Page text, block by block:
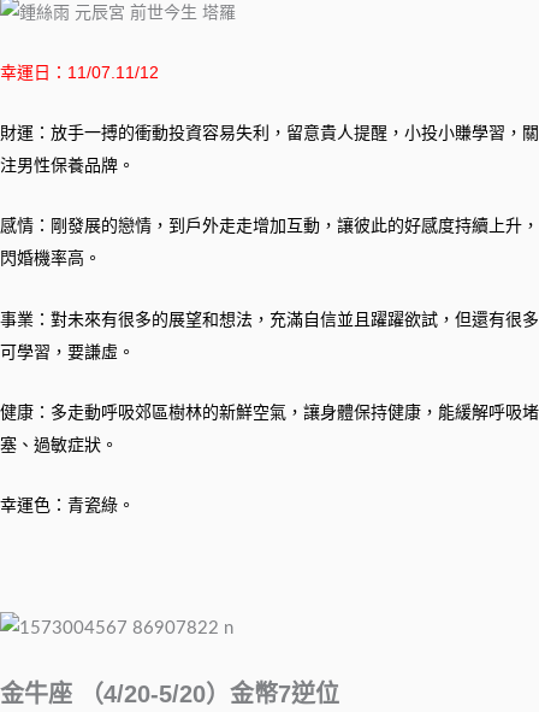
幸運日：11/07.11/12
財運：放手一搏的衝動投資容易失利，留意貴人提醒，小投小賺學習，關
注男性保養品牌。
感情：剛發展的戀情，到戶外走走增加互動，讓彼此的好感度持續上升，
閃婚機率高。
事業：對未來有很多的展望和想法，充滿自信並且躍躍欲試，但還有很多
可學習，要謙虛。
健康：多走動呼吸郊區樹林的新鮮空氣，讓身體保持健康，能緩解呼吸堵
塞、過敏症狀。
幸運色：青瓷綠。
金牛座 （4/20-5/20）金幣7逆位